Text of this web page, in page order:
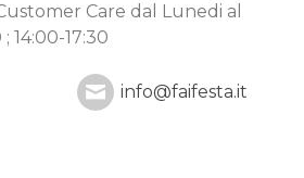
Care dal Lunedi al
14:00-17:30
info@faifesta.it